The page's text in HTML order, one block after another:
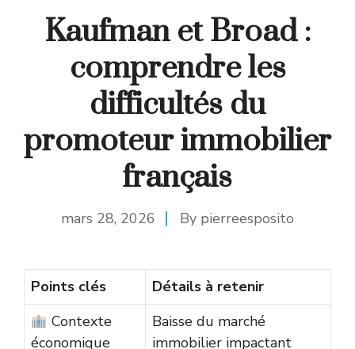
Kaufman et Broad :
comprendre les
difficultés du
promoteur immobilier
français
mars 28, 2026 By pierreesposito
Points clés
Détails à retenir
Contexte
économique
Baisse du marché
immobilier impactant